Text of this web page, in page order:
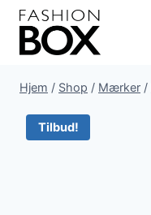
Fortsæt
indhold
Hjem / Shop / Mærker /
Tilbud!